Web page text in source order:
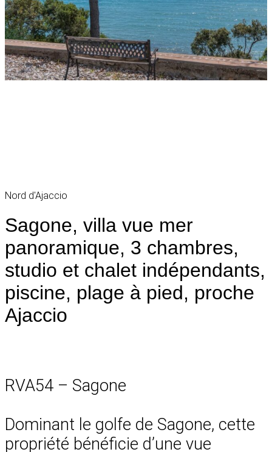
Nord d'Ajaccio
Sagone, villa vue mer
panoramique, 3 chambres,
studio et chalet indépendants,
piscine, plage à pied, proche
Ajaccio
RVA54 – Sagone
Dominant le golfe de Sagone, cette
propriété bénéficie d’une vue